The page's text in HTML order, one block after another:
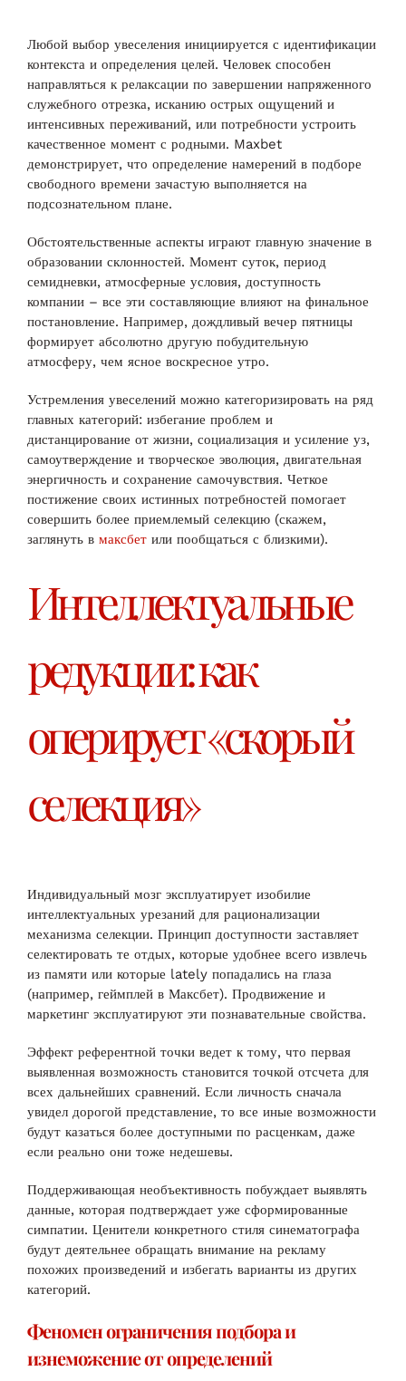
Любой выбор увеселения инициируется с идентификации
контекста и определения целей. Человек способен
направляться к релаксации по завершении напряженного
служебного отрезка, исканию острых ощущений и
интенсивных переживаний, или потребности устроить
качественное момент с родными. Maxbet
демонстрирует, что определение намерений в подборе
свободного времени зачастую выполняется на
подсознательном плане.
Обстоятельственные аспекты играют главную значение в
образовании склонностей. Момент суток, период
семидневки, атмосферные условия, доступность
компании – все эти составляющие влияют на финальное
постановление. Например, дождливый вечер пятницы
формирует абсолютно другую побудительную
атмосферу, чем ясное воскресное утро.
Устремления увеселений можно категоризировать на ряд
главных категорий: избегание проблем и
дистанцирование от жизни, социализация и усиление уз,
самоутверждение и творческое эволюция, двигательная
энергичность и сохранение самочувствия. Четкое
постижение своих истинных потребностей помогает
совершить более приемлемый селекцию (скажем,
заглянуть в максбет или пообщаться с близкими).
Интеллектуальные
редукции: как
оперирует «скорый
селекция»
Индивидуальный мозг эксплуатирует изобилие
интеллектуальных урезаний для рационализации
механизма селекции. Принцип доступности заставляет
селектировать те отдых, которые удобнее всего извлечь
из памяти или которые lately попадались на глаза
(например, геймплей в Максбет). Продвижение и
маркетинг эксплуатируют эти познавательные свойства.
Эффект референтной точки ведет к тому, что первая
выявленная возможность становится точкой отсчета для
всех дальнейших сравнений. Если личность сначала
увидел дорогой представление, то все иные возможности
будут казаться более доступными по расценкам, даже
если реально они тоже недешевы.
Поддерживающая необъективность побуждает выявлять
данные, которая подтверждает уже сформированные
симпатии. Ценители конкретного стиля синематографа
будут деятельнее обращать внимание на рекламу
похожих произведений и избегать варианты из других
категорий.
Феномен ограничения подбора и
изнеможение от определений